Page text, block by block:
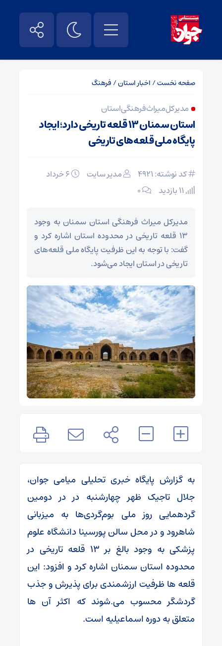
صفحه نخست/ اخبار استان/ فرهنگ
مدیر کل میراث فرهنگی استان
استان سمنان ۱۳ قلعه تاریخی دارد؛ ایجاد
پایگاه ملی قلعه‌های تاریخی
کد نوشته: 4921 مدیر سایت
۰
مدیرکل میراث فرهنگی استان سمنان به وجود
۱۳ قلعه تاریخی در محدوده استان اشاره کرد و
گفت: با توجه به این ظرفیت پایگاه ملی قلعه‌های
تاریخی در استان ایجاد می‌شود.
به گزارش پایگاه خبری تحلیلی میامی جوان،
جلال تاجیک ظهر چهارشنبه در در دومین
گردهمایی روز ملی بوم‌گردی‌ها به میزبانی
شاهرود و در محل سالن پورسینا دانشگاه علوم
پزشکی به وجود بالغ بر ۱۳ قلعه تاریخی در
محدوده استان سمنان اشاره کرد و افزود: این
قلعه ها ظرفیت ارزشمندی برای پذیرش و جذب
گردشگر محسوب می.شوند که اکثر آن ها
متعلق به دوره اسماعیلیه است.